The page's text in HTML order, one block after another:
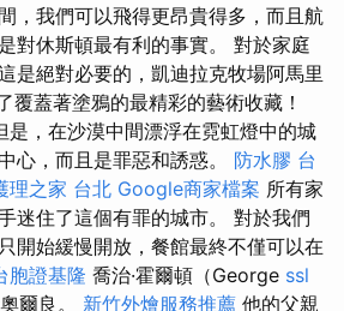
，我們可以飛得更昂貴得多，而且航
對休斯頓最有利的事實。 對於家庭
是絕對必要的，凱迪拉克牧場阿馬里
蓋著塗鴉的最精彩的藝術收藏！
是，在沙漠中間漂浮在霓虹燈中的城
心，而且是罪惡和誘惑。 防水膠 台
理之家 台北 Google商家檔案 所有家
迷住了這個有罪的城市。 對於我們
開始緩慢開放，餐館最終不僅可以在
胞證基隆 喬治·霍爾頓（George ssl
爾良。 新竹外燴服務推薦 他的父親